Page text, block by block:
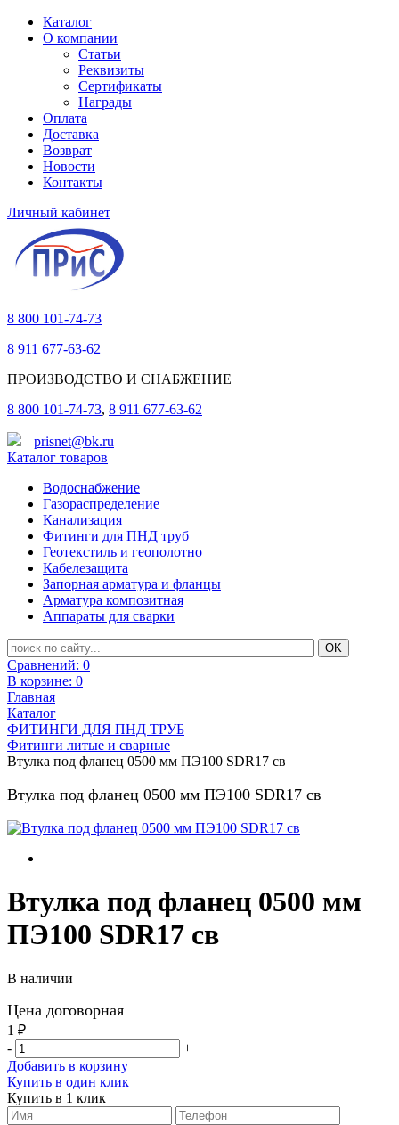
Каталог
О компании
Статьи
Реквизиты
Сертификаты
Награды
Оплата
Доставка
Возврат
Новости
Контакты
Личный кабинет
8 800 101-74-73
8 911 677-63-62
ПРОИЗВОДСТВО И СНАБЖЕНИЕ
8 800 101-74-73, 8 911 677-63-62
prisnet@bk.ru
Каталог товаров
Водоснабжение
Газораспределение
Канализация
Фитинги для ПНД труб
Геотекстиль и геополотно
Кабелезащита
Запорная арматура и фланцы
Арматура композитная
Аппараты для сварки
Сравнений: 0
В корзине: 0
Главная
Каталог
ФИТИНГИ ДЛЯ ПНД ТРУБ
Фитинги литые и сварные
Втулка под фланец 0500 мм ПЭ100 SDR17 св
Втулка под фланец 0500 мм ПЭ100 SDR17 св
Втулка под фланец 0500 мм
ПЭ100 SDR17 св
В наличии
Цена договорная
1 ₽
-
+
Добавить в корзину
Купить в один клик
Купить в 1 клик